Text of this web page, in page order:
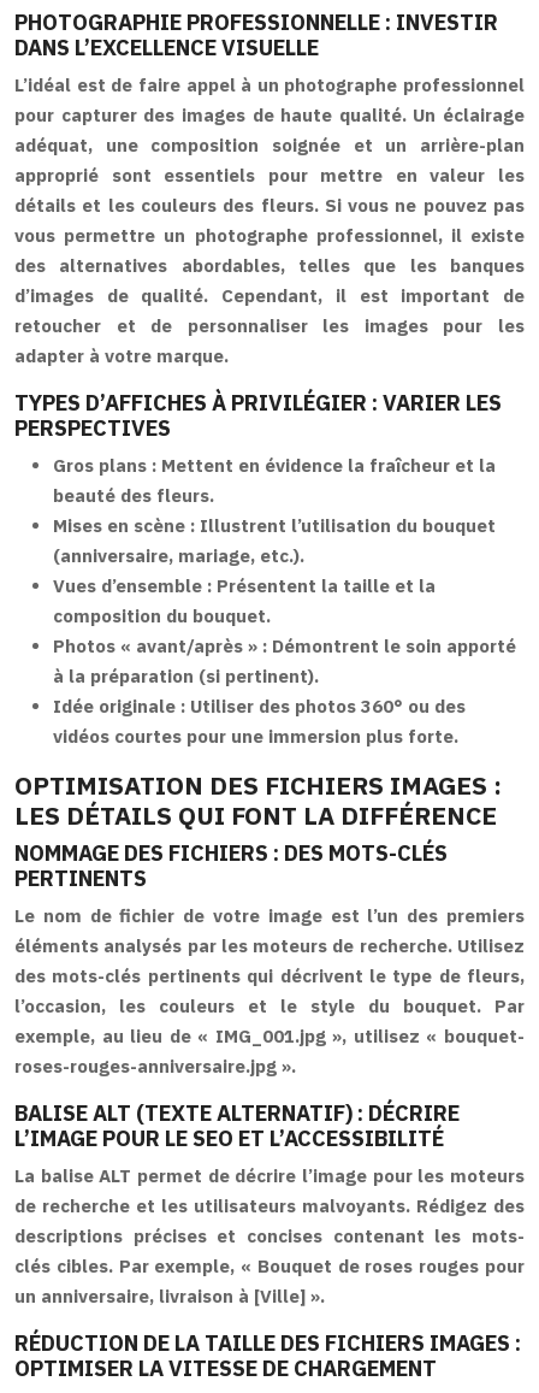
PHOTOGRAPHIE PROFESSIONNELLE : INVESTIR
DANS L’EXCELLENCE VISUELLE
L’idéal est de faire appel à un photographe professionnel
pour capturer des images de haute qualité. Un éclairage
adéquat, une composition soignée et un arrière-plan
approprié sont essentiels pour mettre en valeur les
détails et les couleurs des fleurs. Si vous ne pouvez pas
vous permettre un photographe professionnel, il existe
des alternatives abordables, telles que les banques
d’images de qualité. Cependant, il est important de
retoucher et de personnaliser les images pour les
adapter à votre marque.
TYPES D’AFFICHES À PRIVILÉGIER : VARIER LES
PERSPECTIVES
Gros plans : Mettent en évidence la fraîcheur et la
beauté des fleurs.
Mises en scène : Illustrent l’utilisation du bouquet
(anniversaire, mariage, etc.).
Vues d’ensemble : Présentent la taille et la
composition du bouquet.
Photos « avant/après » : Démontrent le soin apporté
à la préparation (si pertinent).
Idée originale : Utiliser des photos 360° ou des
vidéos courtes pour une immersion plus forte.
OPTIMISATION DES FICHIERS IMAGES :
LES DÉTAILS QUI FONT LA DIFFÉRENCE
NOMMAGE DES FICHIERS : DES MOTS-CLÉS
PERTINENTS
Le nom de fichier de votre image est l’un des premiers
éléments analysés par les moteurs de recherche. Utilisez
des mots-clés pertinents qui décrivent le type de fleurs,
l’occasion, les couleurs et le style du bouquet. Par
exemple, au lieu de « IMG_001.jpg », utilisez « bouquet-
roses-rouges-anniversaire.jpg ».
BALISE ALT (TEXTE ALTERNATIF) : DÉCRIRE
L’IMAGE POUR LE SEO ET L’ACCESSIBILITÉ
La balise ALT permet de décrire l’image pour les moteurs
de recherche et les utilisateurs malvoyants. Rédigez des
descriptions précises et concises contenant les mots-
clés cibles. Par exemple, « Bouquet de roses rouges pour
un anniversaire, livraison à [Ville] ».
RÉDUCTION DE LA TAILLE DES FICHIERS IMAGES :
OPTIMISER LA VITESSE DE CHARGEMENT